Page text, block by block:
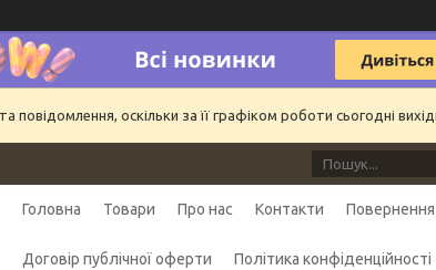
оскільки за її графіком роботи сьогодні
Головна Товари Про нас Контакти Повернення
Договір публічної оферти Політика конфіденційності